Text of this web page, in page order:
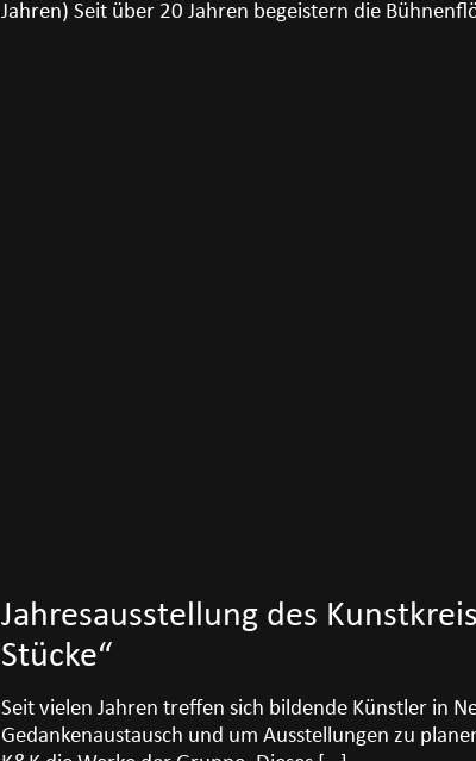
Jahren) Seit über 20 Jahren begeistern die
Jahresausstellung des
Stücke“
Seit vielen Jahren treffen sich bildende Künstler in
Gedankenaustausch und um Ausstellungen zu